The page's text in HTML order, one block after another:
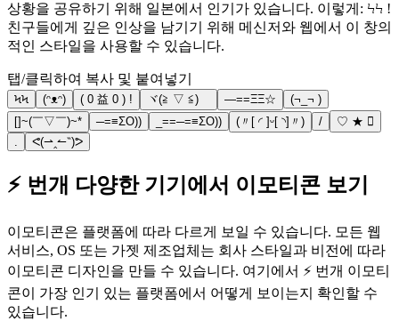
상황을 공유하기 위해 일본에서 인기가 있습니다. 이렇게: ϞϞ !
친구들에게 깊은 인상을 남기기 위해 메신저와 웹에서 이 창의
적인 스타일을 사용할 수 있습니다.
탭/클릭하여 복사 및 붙여넣기
ϞϞ (ᵔᴥᵔ) ( 0 益 0 ) ! ヾ(≧ ▽ ≦)ゝ —==ΞΞ☆
(¬_¬ )
[]~(￣▽￣)~*
─=≡ΣO)) _==─=≡ΣO)) (〃[ ◜ ]ᵕ[ ◝]〃) /
♡︎ ★ 
.
ᕙ(⇀‸↼‶)ᕗ
⚡ 번개 다양한 기기에서 이모티콘 보기
이모티콘은 플랫폼에 따라 다르게 보일 수 있습니다. 모든 웹
서비스, OS 또는 가젯 제조업체는 회사 스타일과 비전에 따라
이모티콘 디자인을 만들 수 있습니다. 여기에서 ⚡ 번개 이모티
콘이 가장 인기 있는 플랫폼에서 어떻게 보이는지 확인할 수
있습니다.